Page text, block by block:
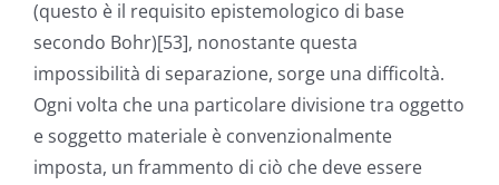
(questo è il requisito epistemologico di base
secondo Bohr)[53], nonostante questa
impossibilità di separazione, sorge una difficoltà.
Ogni volta che una particolare divisione tra oggetto
e soggetto materiale è convenzionalmente
imposta, un frammento di ciò che deve essere